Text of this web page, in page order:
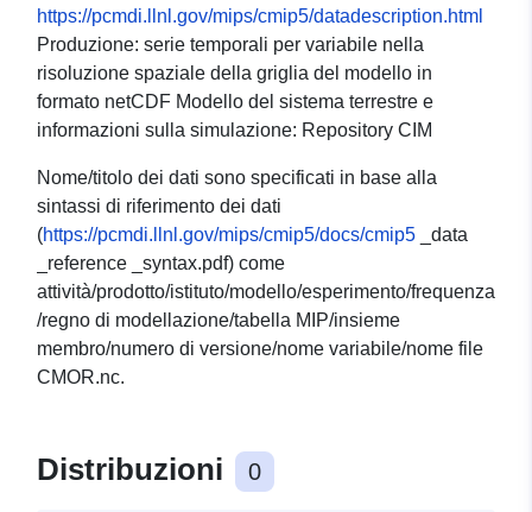
https://pcmdi.llnl.gov/mips/cmip5/datadescription.html
Produzione: serie temporali per variabile nella
risoluzione spaziale della griglia del modello in
formato netCDF Modello del sistema terrestre e
informazioni sulla simulazione: Repository CIM
Nome/titolo dei dati sono specificati in base alla
sintassi di riferimento dei dati
(https://pcmdi.llnl.gov/mips/cmip5/docs/cmip5 _data
_reference _syntax.pdf) come
attività/prodotto/istituto/modello/esperimento/frequenza
/regno di modellazione/tabella MIP/insieme
membro/numero di versione/nome variabile/nome file
CMOR.nc.
Distribuzioni 0